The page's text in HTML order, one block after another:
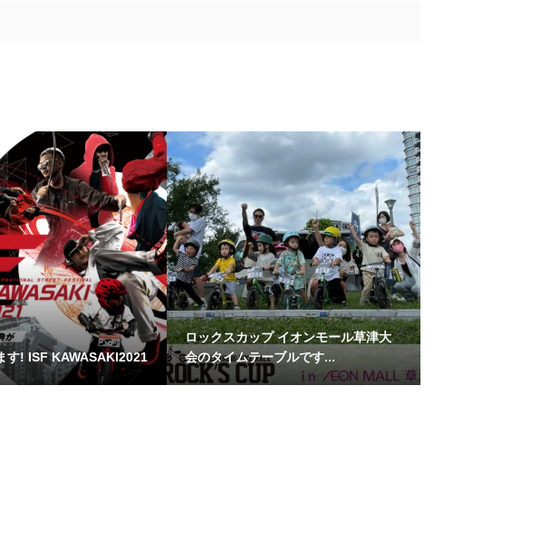
す! ISF KAWASAKI2021
ロックスカップ イオンモール草津大
会のタイムテーブルです...